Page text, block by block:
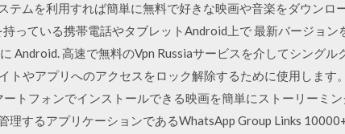
テムを利用すれば簡単に無料で好きな映画や音楽をダウン
っている携帯電話やタブレットAndroid上で 最新バージョン
Android. 高速で無料のVpn Russiaサービスを介してシング
トやアプリへのアクセスをロック解除するために使用しま
トフォンでインストールできる映画を簡単にストーリーミ
理するアプリケーションであるWhatsApp Group Links